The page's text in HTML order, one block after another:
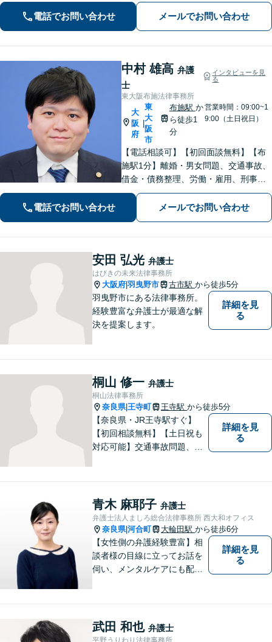
費・面会交流の問題にも対応】【北野
田駅3分】【完全個室で秘密厳守】
電話でお問い合わせ メールでお問い合わせ
中村 雄高 弁護
士
インタビューを見
る
東大阪布施法律事務所
大
阪
府
東
大
阪
市
布施駅 か
ら徒歩1
分
営業時間：09:00~1
9:00（土日祝日）
【電話相談可】【初回面談無料】【布
施駅1分】離婚・男女問題、交通事故、
借金・債務整理、労働・雇用、刑事事
件 など【相談しやすいリーズナブルな
料金体系】【着手金0円】で対応する分
野も！依頼者さまと「共闘」し、最後
電話でお問い合わせ メールでお問い合わせ
安田 弘光 弁護士
はびきの未来法律事務所
大阪府 羽曳野市 古市駅 から徒歩5分
羽曳野市にある法律事務所。
経験豊富な弁護士が最適な解
決を提案します。
詳細を見
る
桐山 修一 弁護士
桐山法律事務所
奈良県|王寺町 王寺駅 から徒歩5分
【奈良県・JR王寺駅すぐ】
【初回相談無料】【土日祝も
対応可能】交通事故問題、遺
提供しています。
詳細を見
る
青木 麻耶子 弁護士
弁護士法人ましろ総合法律事務所 西大和オフィス
奈良県|河合町 大輪田駅 から徒歩6分
【女性側の弁護経験豊富】相
談者様の目線に立ってお話を
伺い、メンタルケアにも配慮
策をご提案【LINE利用可】
【平日夜間、土日祝日、応相
詳細を見
る
武田 和也 弁護士
平野うりわり法律事務所